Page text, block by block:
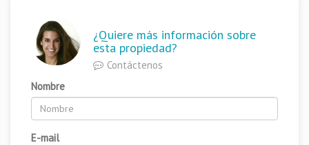
¿Quiere más información sobre
esta propiedad?
Contáctenos
Nombre
E-mail